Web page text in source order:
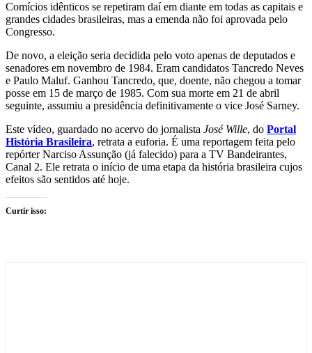
Comícios idênticos se repetiram daí em diante em todas as capitais e
grandes cidades brasileiras, mas a emenda não foi aprovada pelo
Congresso.
De novo, a eleição seria decidida pelo voto apenas de deputados e
senadores em novembro de 1984. Eram candidatos Tancredo Neves
e Paulo Maluf. Ganhou Tancredo, que, doente, não chegou a tomar
posse em 15 de março de 1985. Com sua morte em 21 de abril
seguinte, assumiu a presidência definitivamente o vice José Sarney.
Este vídeo, guardado no acervo do jornalista José Wille, do Portal
História Brasileira, retrata a euforia. É uma reportagem feita pelo
repórter Narciso Assunção (já falecido) para a TV Bandeirantes,
Canal 2. Ele retrata o início de uma etapa da história brasileira cujos
efeitos são sentidos até hoje.
Curtir isso: